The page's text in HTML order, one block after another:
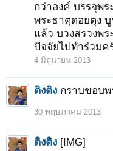
กว่าองค์ บรรจุพ
พระธาตุดอยตุง
แล้ว บวงสรวงพ
ปัจจัยไปทำร่วมค
4 มิถุนายน 2013
ติงติง กราบขอบ
30 พฤษภาคม 2013
ติงติง [IMG]
1 2